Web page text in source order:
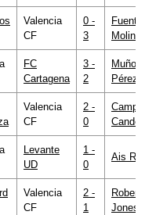
Valencia
CF
0 -
3
Molina
FC
Cartagena
3 -
2
Muñoz
Pérez
Valencia
CF
2 -
0
Levante
UD
1 -
0
Ais
Valencia
CF
2 -
1
Robert
Jones